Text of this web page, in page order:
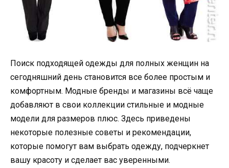
Поиск подходящей одежды для полных женщин на
сегодняшний день становится все более простым и
комфортным. Модные бренды и магазины всё чаще
добавляют в свои коллекции стильные и модные
модели для размеров плюс. Здесь приведены
некоторые полезные советы и рекомендации,
которые помогут вам выбрать одежду, подчеркнет
вашу красоту и сделает вас уверенными.